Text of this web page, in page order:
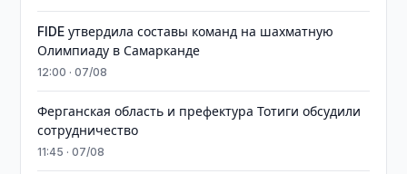
FIDE утвердила составы команд на шахматную
Олимпиаду в Самарканде
12:00 · 07/08
Ферганская область и префектура Тотиги обсудили
сотрудничество
11:45 · 07/08